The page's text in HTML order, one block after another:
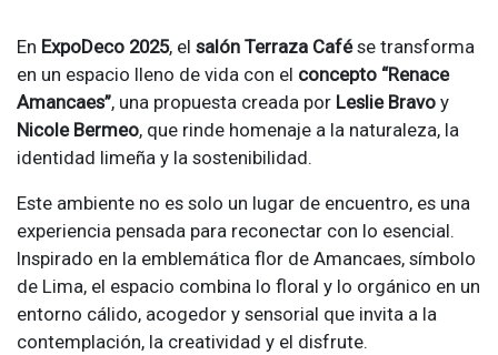
En ExpoDeco 2025, el salón Terraza Cafése transforma
en un espacio lleno de vida con el concepto “Renace
Amancaes”, una propuesta creada por Leslie Bravo y
Nicole Bermeo, que rinde homenaje a la naturaleza, la
identidad limeña y la sostenibilidad.
Este ambiente no es solo un lugar de encuentro, es una
experiencia pensada para reconectar con lo esencial.
Inspirado en la emblemática flor de Amancaes, símbolo
de Lima, el espacio combina lo floral y lo orgánico en un
entorno cálido, acogedor y sensorial que invita a la
contemplación, la creatividad y el disfrute.